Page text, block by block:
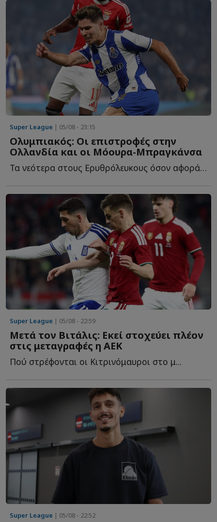
Super League | 05/08 - 23:15
Ολυμπιακός: Οι επιστροφές στην
Ολλανδία και οι Μόουρα-Μπραγκάνσα
Τα νεότερα στους Ερυθρόλευκους όσον αφορά στα μεταγραφικά, α...
Super League | 05/08 - 22:59
Μετά τον Βιτάλις: Εκεί στοχεύει πλέον
στις μεταγραφές η ΑΕΚ
Πού στρέφονται οι Κιτρινόμαυροι στο μ...
Super League | 05/08 - 22:52